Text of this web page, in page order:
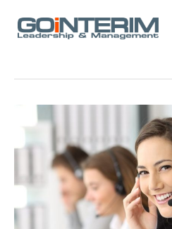
Inhalt
springen FUNKTIONEN